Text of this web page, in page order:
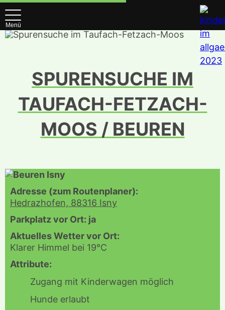
Menü
SPURENSUCHE IM
TAUFACH-FETZACH-
MOOS / BEUREN
Adresse (zum Routenplaner):
Hedrazhofen, 88316 Isny
Parkplatz vor Ort: ja
Aktuelles Wetter vor Ort:
Klarer Himmel bei 19°C
Attribute:
Zugang mit Kinderwagen möglich
Hunde erlaubt